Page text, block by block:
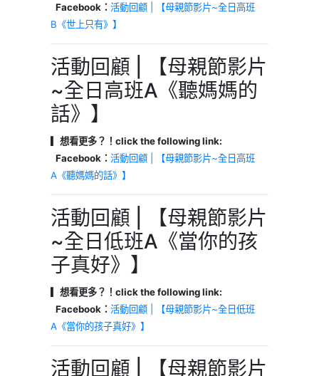
Facebook： 活動回顧 | 【母親節影片~全日高班
B《世上只有》】
活動回顧 | 【母親節影片
~全日高班A《聽媽媽的
話》】
▎想看更多？！click the following link:
Facebook： 活動回顧 | 【母親節影片~全日高班
A《聽媽媽的話》】
活動回顧 | 【母親節影片
~全日低班A《當你的孩
子真好》】
▎想看更多？！click the following link:
Facebook： 活動回顧 | 【母親節影片~全日低班
A《當你的孩子真好》】
活動回顧 | 【母親節影片